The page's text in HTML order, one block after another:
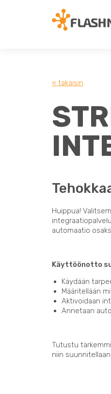
« takaisin
Huippua!
automaatio
Käyttöönotto
Käydään
Määritellään
Aktivoidaan
Annetaan
Tutustu
niin